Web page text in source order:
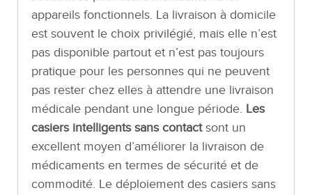
appareils fonctionnels. La livraison à domicile
est souvent le choix privilégié, mais elle n’est
pas disponible partout et n’est pas toujours
pratique pour les personnes qui ne peuvent
pas rester chez elles à attendre une livraison
médicale pendant une longue période. Les
casiers intelligents sans contactsont un
excellent moyen d’améliorer la livraison de
médicaments en termes de sécurité et de
commodité. Le déploiement des casiers sans